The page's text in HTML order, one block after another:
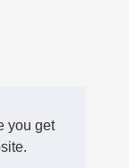
you get